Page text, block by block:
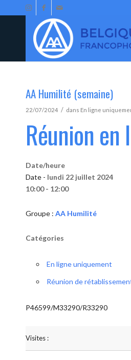
AA Humilité (semaine)
22/07/2024 / dans En ligne
Réunion
Date/heure
Date - lundi 22 juillet 2024
10:00 - 12:00
Groupe : AA Humilité
Catégories
En ligne uniquement
Réunion de
P46599/M33290/R33290
Visites :